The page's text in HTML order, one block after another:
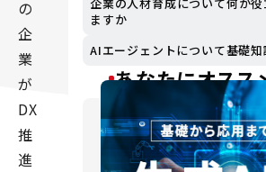
の
企
業
が
DX
推
進
ますか
AIエージェントについて基礎
あなたにオスス